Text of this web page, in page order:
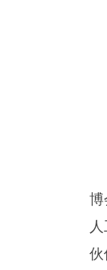
博
伙